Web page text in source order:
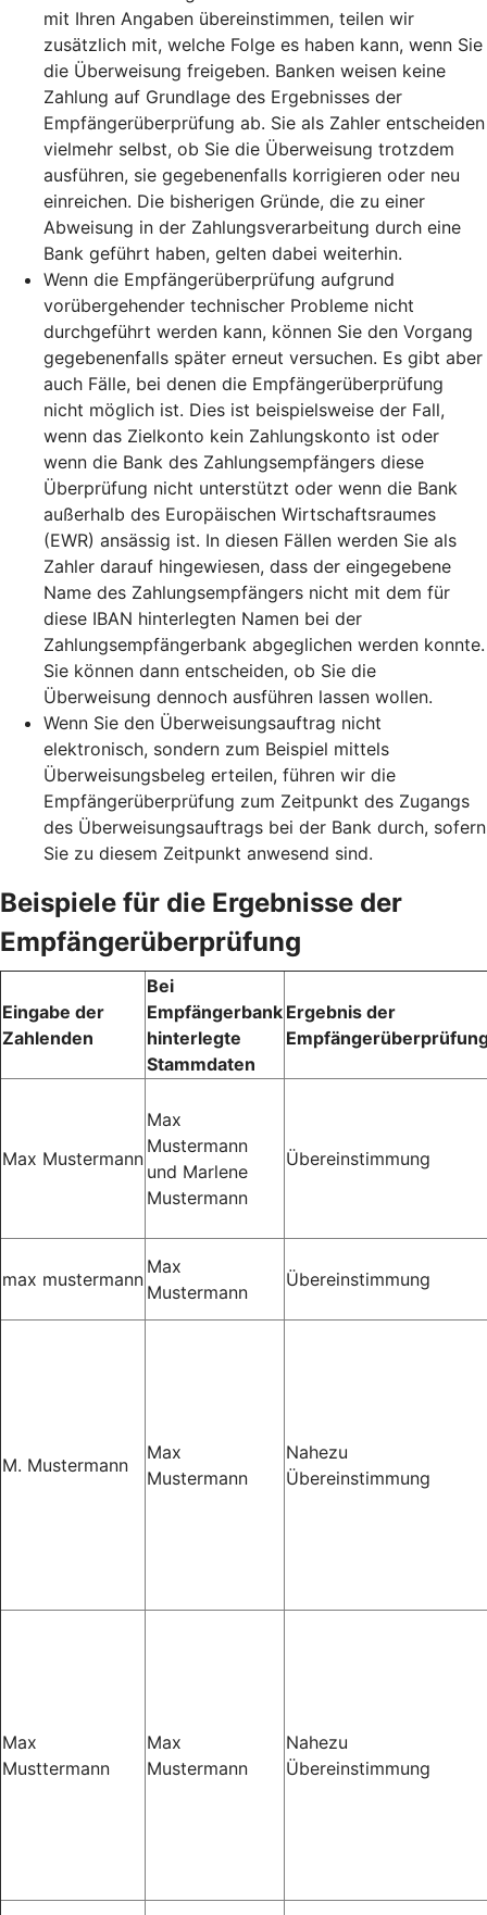
mit Ihren Angaben übereinstimmen, teilen wir
zusätzlich mit, welche Folge es haben kann, wenn Sie
die Überweisung freigeben. Banken weisen keine
Zahlung auf Grundlage des Ergebnisses der
Empfängerüberprüfung ab. Sie als Zahler entscheiden
vielmehr selbst, ob Sie die Überweisung trotzdem
ausführen, sie gegebenenfalls korrigieren oder neu
einreichen. Die bisherigen Gründe, die zu einer
Abweisung in der Zahlungsverarbeitung durch eine
Bank geführt haben, gelten dabei weiterhin.
Wenn die Empfängerüberprüfung aufgrund
vorübergehender technischer Probleme nicht
durchgeführt werden kann, können Sie den Vorgang
gegebenenfalls später erneut versuchen. Es gibt aber
auch Fälle, bei denen die Empfängerüberprüfung
nicht möglich ist. Dies ist beispielsweise der Fall,
wenn das Zielkonto kein Zahlungskonto ist oder
wenn die Bank des Zahlungsempfängers diese
Überprüfung nicht unterstützt oder wenn die Bank
außerhalb des Europäischen Wirtschaftsraumes
(EWR) ansässig ist. In diesen Fällen werden Sie als
Zahler darauf hingewiesen, dass der eingegebene
Name des Zahlungsempfängers nicht mit dem für
diese IBAN hinterlegten Namen bei der
Zahlungsempfängerbank abgeglichen werden konnte.
Sie können dann entscheiden, ob Sie die
Überweisung dennoch ausführen lassen wollen.
Wenn Sie den Überweisungsauftrag nicht
elektronisch, sondern zum Beispiel mittels
Überweisungsbeleg erteilen, führen wir die
Empfängerüberprüfung zum Zeitpunkt des Zugangs
des Überweisungsauftrags bei der Bank durch, sofern
Sie zu diesem Zeitpunkt anwesend sind.
Beispiele für die Ergebnisse der
Empfängerüberprüfung
Eingabe der
Zahlenden
Bei
Empfängerbank
hinterlegte
Stammdaten
Ergebnis der
Max Mustermann
Max
Mustermann
und Marlene
Mustermann
Übereinstimmung
max mustermann
Max
Mustermann
Übereinstimmung
M. Mustermann
Max
Mustermann
Nahezu
Übereinstimmung
Max
Musttermann
Max
Mustermann
Nahezu
Übereinstimmung